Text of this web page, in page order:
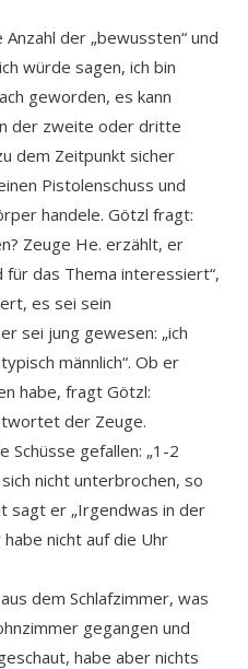
der „bewussten“ und
würde sagen, ich bin
geworden, es kann
der zweite oder dritte
dem Zeitpunkt sicher
Pistolenschuss und
handele. Götzl fragt:
Zeuge He. erzählt, er
für das Thema interessiert“,
es sei sein
sei jung gewesen: „ich
männlich“. Ob er
habe, fragt Götzl:
der Zeuge.
Schüsse gefallen: „1-2
nicht unterbrochen, so
sagt er „Irgendwas in der
habe nicht auf die Uhr
dem Schlafzimmer, was
gegangen und
habe aber nichts